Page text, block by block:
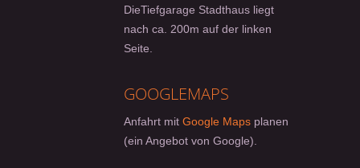
DieTiefgarage Stadthaus liegt
nach ca. 200m auf der linken
Seite.
GOOGLEMAPS
Anfahrt mit Google Maps planen
(ein Angebot von Google).